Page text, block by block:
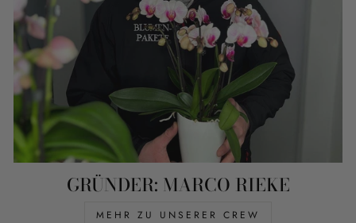
GRÜNDER: MARCO RIEKE
MEHR ZU UNSERER CREW